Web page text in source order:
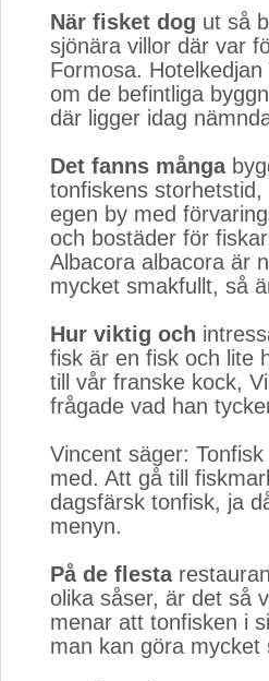
När fisket dog ut så
sjönära villor där var
Formosa.
om de befintliga
där ligger idag
Det fanns många
tonfiskens
egen by med
och bostäder för
Albacora albacora är
mycket smakfullt, så
Hur viktig och
fisk är en fisk och lite
till vår franske kock,
frågade vad han
Vincent säger:
med. Att gå till
dagsfärsk tonfisk, ja
menyn.
På de flesta
olika såser, är det så
menar att tonfisken i
man kan göra